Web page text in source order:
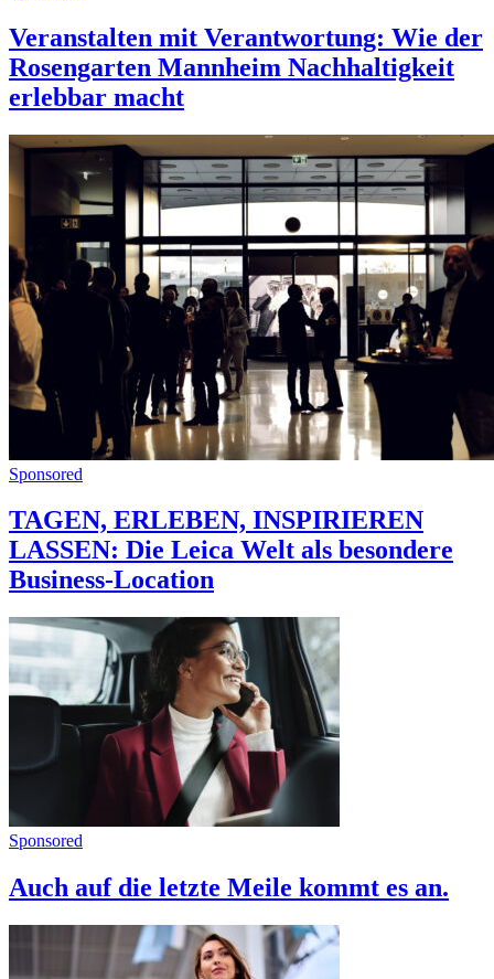
Veranstalten mit Verantwortung: Wie der
Rosengarten Mannheim Nachhaltigkeit
erlebbar macht
Sponsored
TAGEN, ERLEBEN, INSPIRIEREN
LASSEN: Die Leica Welt als besondere
Business-Location
Sponsored
Auch auf die letzte Meile kommt es an.